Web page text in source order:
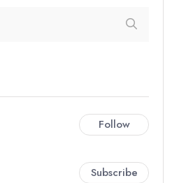
Follow
Subscribe